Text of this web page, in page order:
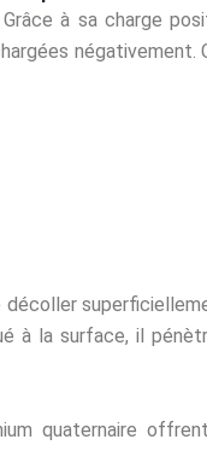
à sa charge
décoller
à la surface, il
quaternaire